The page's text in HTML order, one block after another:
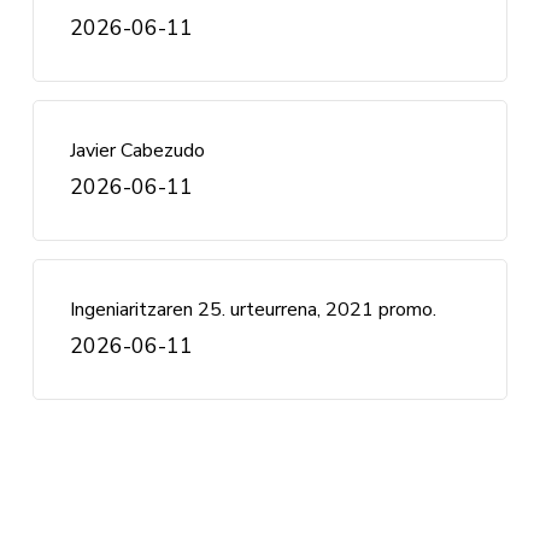
2026-06-11
Javier Cabezudo
2026-06-11
Ingeniaritzaren 25. urteurrena, 2021 promo.
2026-06-11